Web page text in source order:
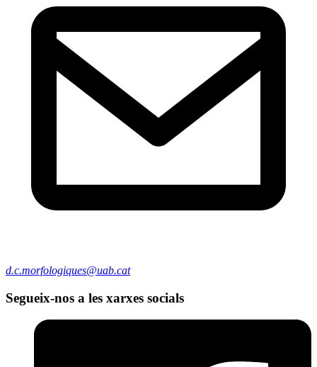
d.c.morfologiques@uab.cat
Segueix-nos a les xarxes socials